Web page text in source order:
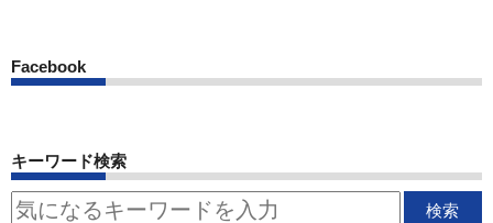
Facebook
キーワード検索